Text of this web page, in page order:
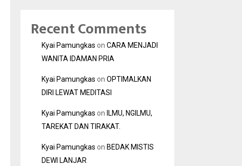
Recent Comments
Kyai Pamungkas on CARA MENJADI
WANITA IDAMAN PRIA
Kyai Pamungkas on OPTIMALKAN
DIRI LEWAT MEDITASI
Kyai Pamungkas on ILMU, NGILMU,
TAREKAT DAN TIRAKAT.
Kyai Pamungkas on BEDAK MISTIS
DEWI LANJAR